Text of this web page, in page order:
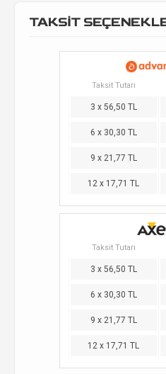
TAKSİT
Taksit Tutarı
3 x 56,50 TL
6 x 30,30 TL
9 x 21,77 TL
12 x 17,71 TL
Taksit Tutarı
3 x 56,50 TL
6 x 30,30 TL
9 x 21,77 TL
12 x 17,71 TL